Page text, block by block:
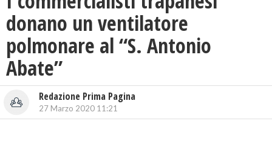
donano un ventilatore
polmonare al “S. Antonio
Abate”
Redazione Prima Pagina
27 Marzo 2020 11:21